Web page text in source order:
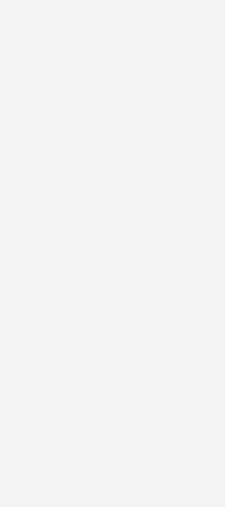
zusammen mit einer
sich zur
darauf, dass die Klinik
Moment vergessen